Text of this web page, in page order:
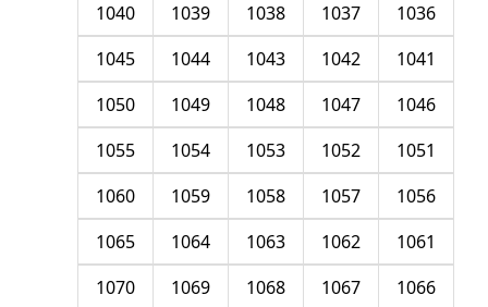
1036
1037
1038
1039
1040
1041
1042
1043
1044
1045
1046
1047
1048
1049
1050
1051
1052
1053
1054
1055
1056
1057
1058
1059
1060
1061
1062
1063
1064
1065
1066
1067
1068
1069
1070